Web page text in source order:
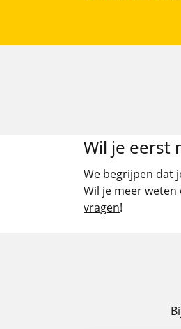
Wil je eerst
We begrijpen dat
Wil je meer weten
vragen!